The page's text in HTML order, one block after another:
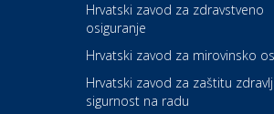
Zdravlje i osiguranje
Povoljnosti
Hrvatski zavod za zdravstveno
osiguranje
Hrvatski zavod za mirovinsko
Hrvatski zavod za zaštitu
sigurnost na radu